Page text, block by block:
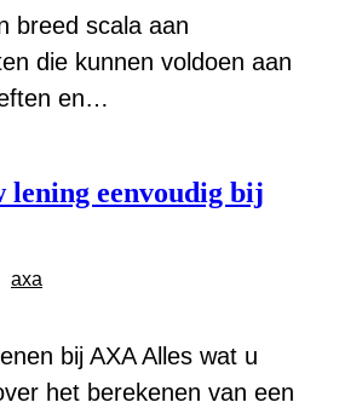
breed scala aan
die kunnen voldoen aan
en…
lening eenvoudig bij
axa
bij AXA Alles wat u
het berekenen van een